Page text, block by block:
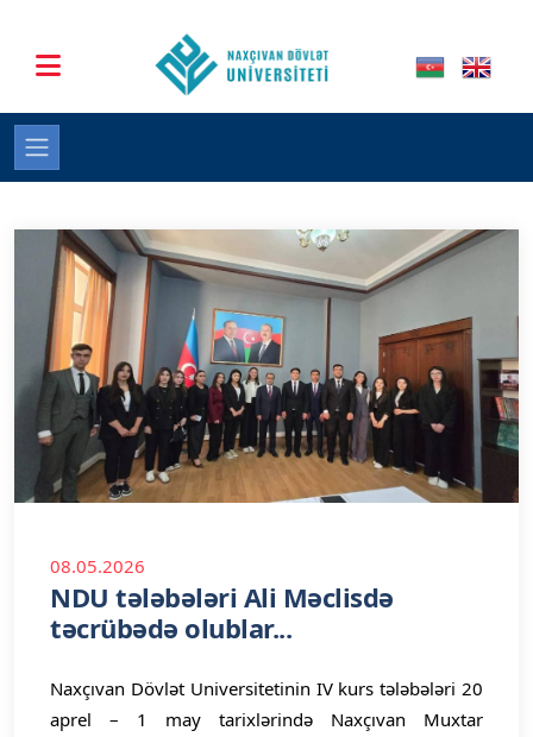
08.05.2026
NDU tələbələri Ali Məclisdə
təcrübədə olublar...
Naxçıvan Dövlət Universitetinin IV kurs tələbələri 20
aprel – 1 may tarixlərində Naxçıvan Muxtar